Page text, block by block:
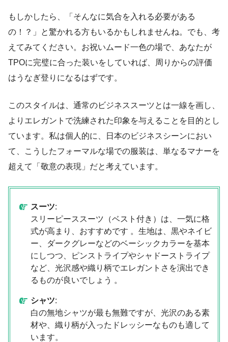
もしかしたら、「そんなに気合を入れる必要がある
の！？」と驚かれる方もいるかもしれませんね。でも、考
えてみてください。お祝いムード一色の場で、あなたが
TPOに完璧に合った装いをしていれば、周りからの評価
はうなぎ登りになるはずです。
このスタイルは、通常のビジネススーツとは一線を画し、
よりエレガントで洗練された印象を与えることを目的とし
ています。私は個人的に、日本のビジネスシーンにおい
て、こうしたフォーマルな場での服装は、単なるマナーを
超えて「敬意の表現」だと考えています。
スーツ:
スリーピーススーツ（ベスト付き）は、一気に格
式が高まり、おすすめです 。生地は、黒やネイビ
ー、ダークグレーなどのベーシックカラーを基本
にしつつ、ピンストライプやシャドーストライプ
など、光沢感や織り柄でエレガントさを演出でき
るものが良いでしょう 。
シャツ:
白の無地シャツが最も無難ですが、光沢のある素
材や、織り柄が入ったドレッシーなものも適して
います。